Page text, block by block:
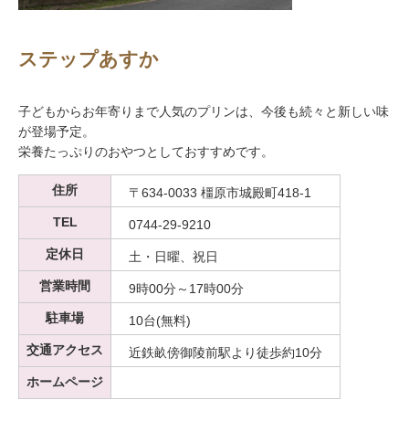
ステップあすか
子どもからお年寄りまで人気のプリンは、今後も続々と新しい味
が登場予定。
栄養たっぷりのおやつとしておすすめです。
住所
〒634-0033 橿原市城殿町418-1
TEL
0744-29-9210
定休日
土・日曜、祝日
営業時間
9時00分～17時00分
駐車場
10台(無料)
交通アクセス
近鉄畝傍御陵前駅より徒歩約10分
ホームページ